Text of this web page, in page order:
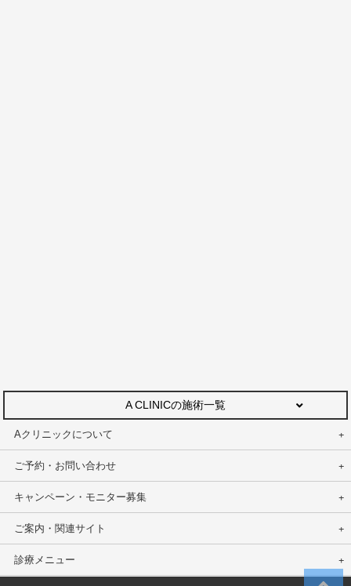
A CLINICの施術一覧
Aクリニックについて
ご予約・お問い合わせ
キャンペーン・モニター募集
ご案内・関連サイト
診療メニュー